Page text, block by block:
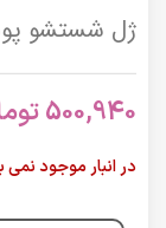
ژل شستشو
500,940
در انبار موجود نمی